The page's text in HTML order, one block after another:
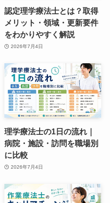
認定理学療法士とは？取得
メリット・領域・更新要件
をわかりやすく解説
2026年7月4日
理学療法士の1日の流れ｜
病院・施設・訪問を職場別
に比較
2026年7月4日